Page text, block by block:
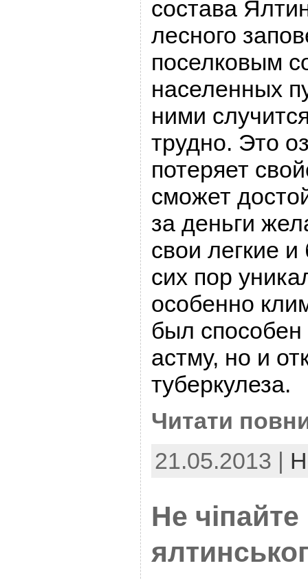
состава
лесного
поселковым
населенных
ними
трудно. Это
потеряет
сможет
за деньги
свои легкие
сих пор
особенно
был способен
астму, но и
туберкулеза.
Читати
21.05.2013 |
Не